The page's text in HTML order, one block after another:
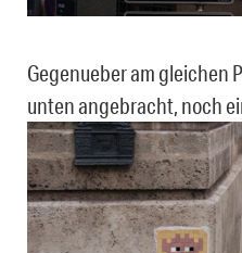
Gegenueber am gleichen
unten angebracht, noch